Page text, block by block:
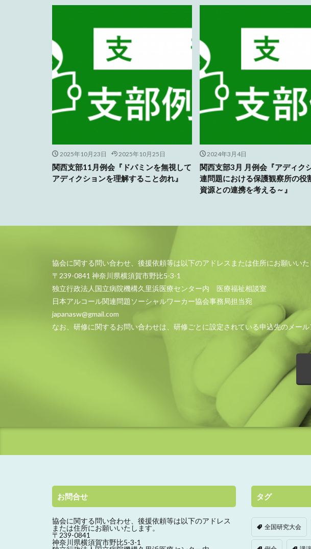
2025年10月23日 2025年10月25日
関西支部11月例会『ドパミンを無視して
アディクションを理解すること勿れ』
2024年3月4日
関西支部3月 月例会『アディク
連問題における保護観察所の役
資源との連携を考える～』
協会に関する問い合わせ、後援依頼等は以下のアドレスまたは住所にお願いいた
〒239-0841 神奈川県横須賀市野比5-3-1
独立行政法人国立病院機構久里浜医療センター内 医療福祉相談室
日本アルコール関連問題ソーシャルワーカー協会事務局担当宛
japanasw@gmail.com
なお、研修に関するお問い合わせは、研修ごとに設定されている申込先のメール
お問合せ
協会に関する問い合わせ、 後援依頼等は以下のアドレス
または住所にお願いいたします。
〒239-0841
神奈川県横須賀市野比5-3-1
タグ
全国研究大会